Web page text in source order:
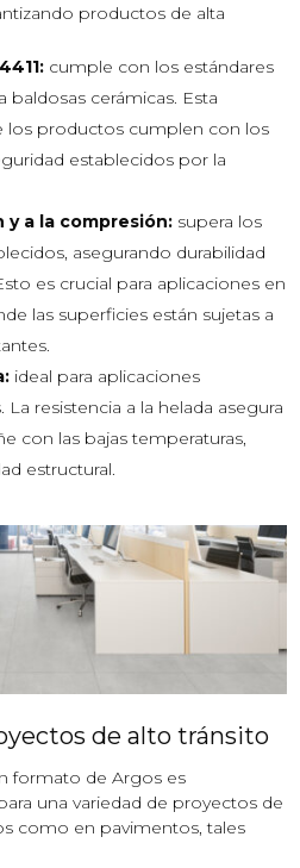
productos de alta
cumple con los estándares
baldosas cerámicas. Esta
los productos cumplen con los
establecidos por la
y a la compresión: supera los
asegurando durabilidad
es crucial para aplicaciones en
las superficies están sujetas a
ideal para aplicaciones
resistencia a la helada asegura
con las bajas temperaturas,
estructural.
de alto tránsito
formato de Argos es
una variedad de proyectos de
como en pavimentos, tales